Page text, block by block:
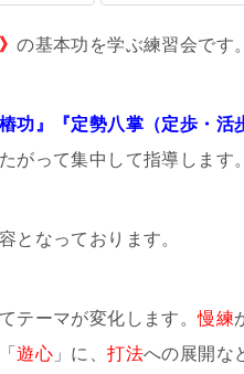
の基本功を学ぶ練習会です。
樁功』『定勢八掌（定歩・活
がって集中して指導します。
となっております。
テーマが変化します。慢練
遊心 」に、打法への展開な